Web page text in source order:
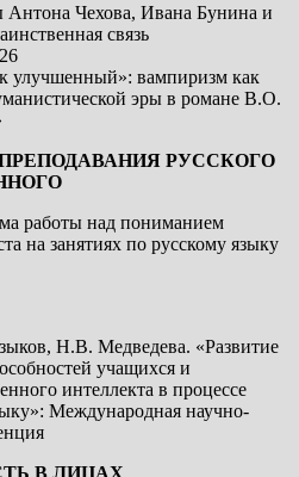
Чехова, Ивана Бунина и
связь
улучшенный»: вампиризм как
эры в романе В.О.
РУССКОГО
работы над пониманием
на занятиях по русскому языку
Н.В. Медведева. «Развитие
учащихся и
интеллекта в процессе
Международная научно-
В ЛИЦАХ